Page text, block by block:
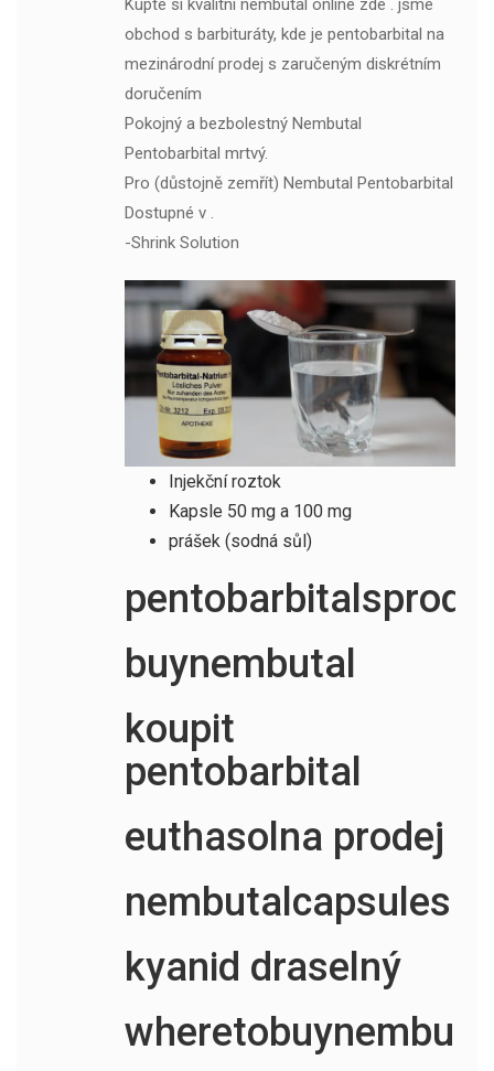
Kupte si kvalitní nembutal online zde . jsme
obchod s barbituráty, kde je pentobarbital na
mezinárodní prodej s zaručeným diskrétním
doručením
Pokojný a bezbolestný Nembutal
Pentobarbital mrtvý.
Pro (důstojně zemřít) Nembutal Pentobarbital
Dostupné v .
-Shrink Solution
Injekční roztok
Kapsle 50 mg a 100 mg
prášek (sodná sůl)
pentobarbitalsprodej
buynembutal
koupit
pentobarbital
euthasolna prodej
nembutalcapsules
kyanid draselný